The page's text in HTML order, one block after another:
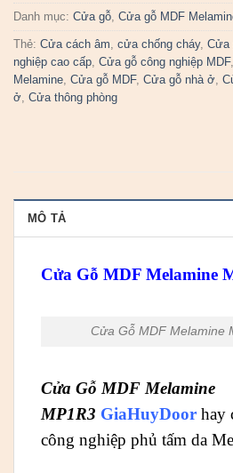
Danh mục: Cửa gỗ, Cửa gỗ MDF
Thẻ: Cửa cách âm, cửa chống cháy, Cửa
nghiệp cao cấp, Cửa gỗ công nghiệp MDF,
Melamine, Cửa gỗ MDF, Cửa gỗ nhà ở,
ở, Cửa thông phòng
MÔ TẢ
Cửa Gỗ MDF Melamine
Cửa Gỗ MDF Melamine
Cửa Gỗ MDF Melamine
MP1R3 GiaHuyDoor hay
công nghiệp phủ tấm da